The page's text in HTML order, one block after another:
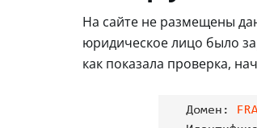
На сайте не размещены
юридическое лицо было
как показала проверка,